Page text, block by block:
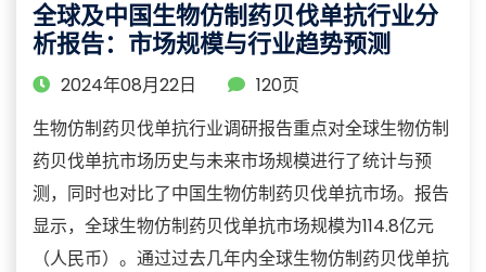
全球及中国生物仿制药贝伐单抗行业分
析报告：市场规模与行业趋势预测
2024年08月22日
120页
生物仿制药贝伐单抗行业调研报告重点对全球生物仿制
药贝伐单抗市场历史与未来市场规模进行了统计与预
测，同时也对比了中国生物仿制药贝伐单抗市场。报告
显示，全球生物仿制药贝伐单抗市场规模为114.8亿元
（人民币）。通过过去几年内全球生物仿制药贝伐单抗